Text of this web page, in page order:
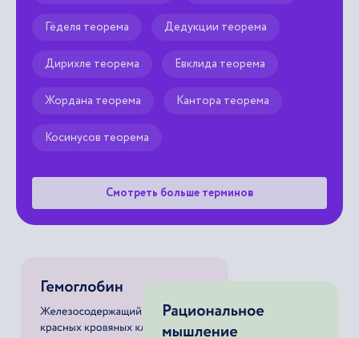
Гёделя теорема Дедукции теорема
Дирихле теорема Евклида теорема
Жордана теорема Кантора теорема
Косинусов теорема
Смотреть больше терминов